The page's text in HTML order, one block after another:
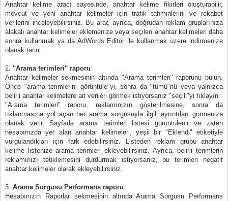
Anahtar kelime aracı sayesinde, anahtar kelime fikirleri oluşturabilir,
mevcut ve yeni anahtar kelimeler için trafik tahminlerini ve rekabet
verilerini inceleyebilirsiniz. Bu araç ayrıca, doğrudan reklam gruplarınıza
alakalı anahtar kelimeler eklemenize veya seçilen anahtar kelimeleri daha
sonra kullanmak ya da AdWords Editör ile kullanmak üzere indirmenize
olanak tanır.
2. "Arama terimleri" raporu
Anahtar kelimeler sekmesinin altında "Arama terimleri" raporunu bulun.
Önce "arama terimlerini görüntüle"yi, sonra da "tümü"nü veya yalnızca
belirli anahtar kelimelere ait verileri görmek istiyorsanız "seçili"yi tıklayın.
"Arama terimleri" raporu, reklamınızın gösterilmesine, sonra da
tıklanmasına yol açan her arama sorgusuyla ilgili ayrıntıları görmenize
olanak verir. Sayfada arama terimleri listesi görüntülenir ve zaten
hesabınızda yer alan anahtar kelimeleri, yeşil bir "Eklendi" etiketiyle
vurgulandıkları için fark edebilirsiniz. Listeden reklam grubu anahtar
kelime listenize arama terimleri ekleyebilirsiniz. Ayrıca, belirli terimlerin
reklamınızı tetiklemesini durdurmak istiyorsanız, bu terimleri negatif
anahtar kelimeler olarak ekleyebilirsiniz.
3. Arama Sorgusu Performans raporu
Hesabınızın Raporlar sekmesinin altında Arama Sorgusu Performans